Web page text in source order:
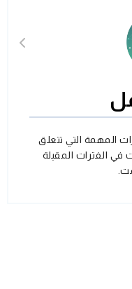
المهمة التي تتعلق
في الفترات المقبلة